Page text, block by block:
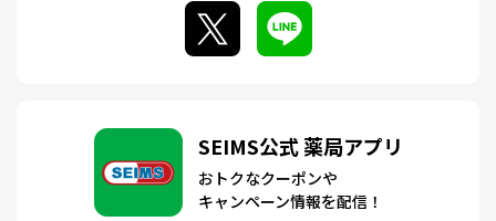
SEIMS公式 薬局アプリ
おトクなクーポンや
キャンペーン情報を配信！